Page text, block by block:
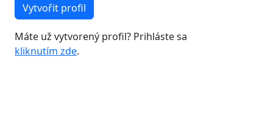
Vytvořit profil
Máte už vytvorený profil? Prihláste sa
kliknutím zde.